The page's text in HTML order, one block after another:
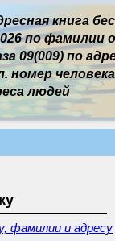
книга
по фамилии
09(009) по
человека
людей
фамилии и адресу